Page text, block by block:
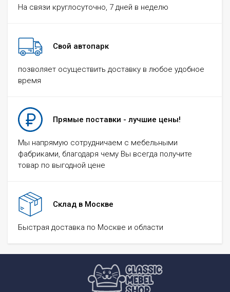
На связи круглосуточно, 7 дней в неделю
Свой автопарк
позволяет осуществить доставку в любое удобное
время
Прямые поставки - лучшие цены!
Мы напрямую сотрудничаем с мебельными
фабриками, благодаря чему Вы всегда получите
товар по выгодной цене
Склад в Москве
Быстрая доставка по Москве и области